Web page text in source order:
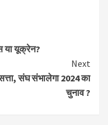
या यूक्रेन?
Next
संघ संभालेगा 2024 का
चुनाव ?